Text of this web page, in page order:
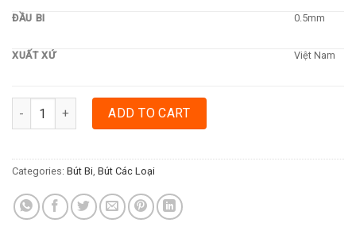
ĐẦU BI 0.5mm
XUẤT XỨ Việt Nam
BÚT BI THIÊN LONG TL079 - ĐỎ quantity
ADD TO CART
Categories: Bút Bi Bút Các Loại